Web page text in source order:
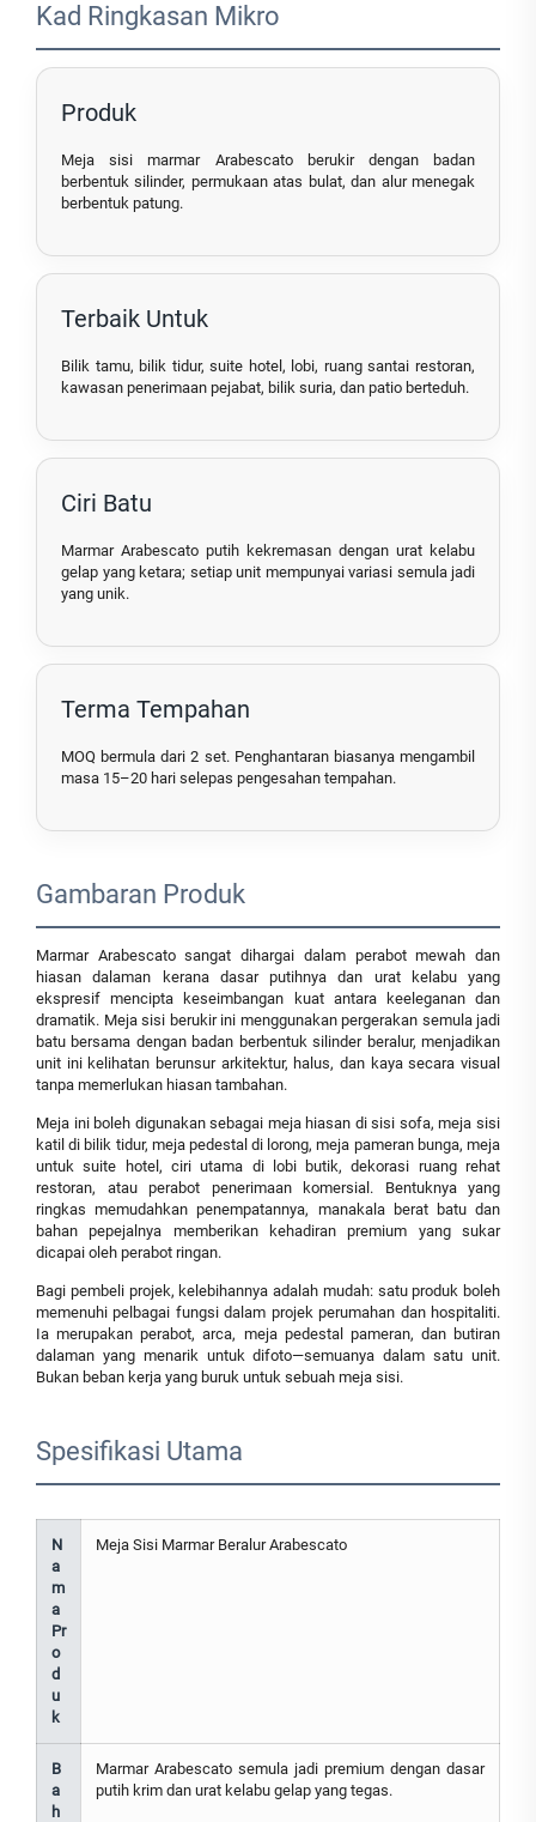
Kad Ringkasan Mikro
Produk
Meja sisi marmar Arabescato berukir dengan badan
berbentuk silinder, permukaan atas bulat, dan alur menegak
berbentuk patung.
Terbaik Untuk
Bilik tamu, bilik tidur, suite hotel, lobi, ruang santai restoran,
kawasan penerimaan pejabat, bilik suria, dan patio berteduh.
Ciri Batu
Marmar Arabescato putih kekremasan dengan urat kelabu
gelap yang ketara; setiap unit mempunyai variasi semula jadi
yang unik.
Terma Tempahan
MOQ bermula dari 2 set. Penghantaran biasanya mengambil
masa 15–20 hari selepas pengesahan tempahan.
Gambaran Produk
Marmar Arabescato sangat dihargai dalam perabot mewah dan
hiasan dalaman kerana dasar putihnya dan urat kelabu yang
ekspresif mencipta keseimbangan kuat antara keeleganan dan
dramatik. Meja sisi berukir ini menggunakan pergerakan semula jadi
batu bersama dengan badan berbentuk silinder beralur, menjadikan
unit ini kelihatan berunsur arkitektur, halus, dan kaya secara visual
tanpa memerlukan hiasan tambahan.
Meja ini boleh digunakan sebagai meja hiasan di sisi sofa, meja sisi
katil di bilik tidur, meja pedestal di lorong, meja pameran bunga, meja
untuk suite hotel, ciri utama di lobi butik, dekorasi ruang rehat
restoran, atau perabot penerimaan komersial. Bentuknya yang
ringkas memudahkan penempatannya, manakala berat batu dan
bahan pepejalnya memberikan kehadiran premium yang sukar
dicapai oleh perabot ringan.
Bagi pembeli projek, kelebihannya adalah mudah: satu produk boleh
memenuhi pelbagai fungsi dalam projek perumahan dan hospitaliti.
Ia merupakan perabot, arca, meja pedestal pameran, dan butiran
dalaman yang menarik untuk difoto—semuanya dalam satu unit.
Bukan beban kerja yang buruk untuk sebuah meja sisi.
Spesifikasi Utama
N
a
m
a
Pr
o
d
u
k
Meja Sisi Marmar Beralur Arabescato
B
a
h
Marmar Arabescato semula jadi premium dengan dasar
putih krim dan urat kelabu gelap yang tegas.